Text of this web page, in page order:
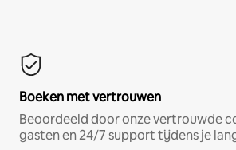
Boeken met vertrouwen
Beoordeeld door onze vertrouwde
gasten en 24/7 support tijdens je